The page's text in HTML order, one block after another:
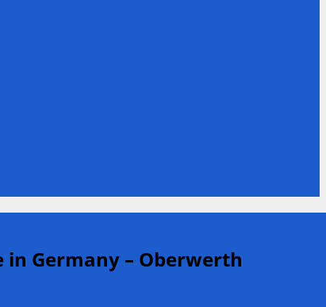
Germany – Oberwerth